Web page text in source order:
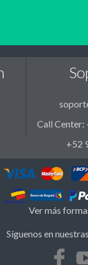
Call Center:
+52
Ver más
Síguenos en